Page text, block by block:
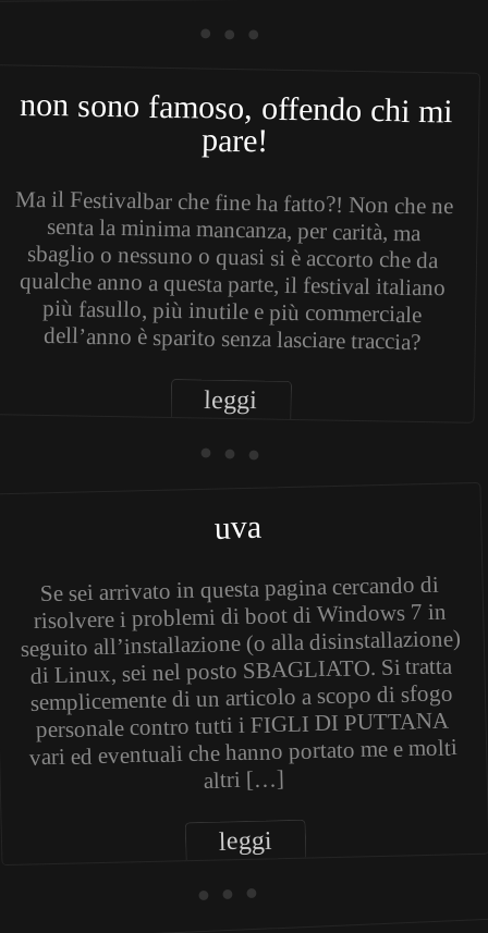
• • •
non sono famoso, offendo chi mi
pare!
Ma il Festivalbar che fine ha fatto?! Non che ne
senta la minima mancanza, per carità, ma
sbaglio o nessuno o quasi si è accorto che da
qualche anno a questa parte, il festival italiano
più fasullo, più inutile e più commerciale
dell’anno è sparito senza lasciare traccia?
leggi
• • •
uva
Se sei arrivato in questa pagina cercando di
risolvere i problemi di boot di Windows 7 in
seguito all’installazione (o alla disinstallazione)
di Linux, sei nel posto SBAGLIATO. Si tratta
semplicemente di un articolo a scopo di sfogo
personale contro tutti i FIGLI DI PUTTANA
vari ed eventuali che hanno portato me e molti
altri […]
leggi
• • •